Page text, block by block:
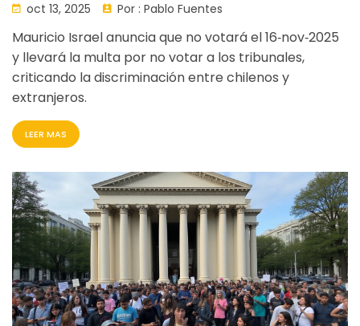
oct 13, 2025 Por : Pablo Fuentes
Mauricio Israel anuncia que no votará el 16‑nov‑2025
y llevará la multa por no votar a los tribunales,
criticando la discriminación entre chilenos y
extranjeros.
LEER MAS